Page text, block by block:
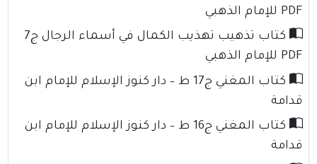
PDF للإمام الذهبي
كتاب تذهيب تهذيب الكمال في أسماء الرجال ج7
PDF للإمام الذهبي
كتاب المغني ج17 ط – دار كنوز الإسلام للإمام ابن
قدامة
كتاب المغني ج16 ط – دار كنوز الإسلام للإمام ابن
قدامة